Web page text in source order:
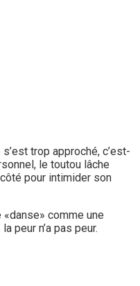
trop approché, c’est-
le toutou lâche
pour intimider son
comme une
peur n’a pas peur.